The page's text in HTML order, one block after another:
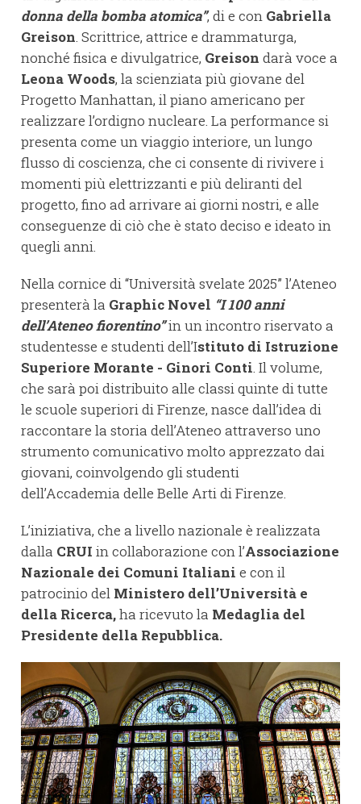
donna della bomba atomica”, di e con Gabriella
Greison. Scrittrice, attrice e drammaturga,
nonché fisica e divulgatrice, Greison darà voce a
Leona Woods, la scienziata più giovane del
Progetto Manhattan, il piano americano per
realizzare l’ordigno nucleare. La performance si
presenta come un viaggio interiore, un lungo
flusso di coscienza, che ci consente di rivivere i
momenti più elettrizzanti e più deliranti del
progetto, fino ad arrivare ai giorni nostri, e alle
conseguenze di ciò che è stato deciso e ideato in
quegli anni.
Nella cornice di “Università svelate 2025” l’Ateneo
presenterà la Graphic Novel “I 100 anni
dell’Ateneo fiorentino”in un incontro riservato a
studentesse e studenti dell’Istituto di Istruzione
Superiore Morante - Ginori Conti. Il volume,
che sarà poi distribuito alle classi quinte di tutte
le scuole superiori di Firenze, nasce dall’idea di
raccontare la storia dell’Ateneo attraverso uno
strumento comunicativo molto apprezzato dai
giovani, coinvolgendo gli studenti
dell’Accademia delle Belle Arti di Firenze.
L’iniziativa, che a livello nazionale è realizzata
dalla CRUI in collaborazione con l’Associazione
Nazionale dei Comuni Italiani e con il
patrocinio del Ministero dell’Università e
della Ricerca,ha ricevuto la Medaglia del
Presidente della Repubblica.